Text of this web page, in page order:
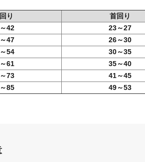
り
首回り
42
23～27
47
26～30
54
30～35
61
35～40
73
41～45
85 49～53